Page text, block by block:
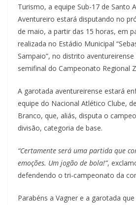
Turismo, a equipe Sub-17 de Santo
Aventureiro estará disputando no
de maio, a partir das 15 horas, em
realizada no Estádio Municipal
Sampaio”, no distrito
semifinal do Campeonato Regional
A garotada aventureirense estará
equipe do Nacional Atlético Clube,
Branco, que, aliás, disputa o
divisão, categoria de base.
“Certamente será uma partida que
emoções. Um jogão de bola!”,
defendendo o tri-campeonato da
Parabéns a Vagner e a garotada